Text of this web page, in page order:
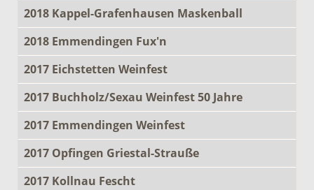
2018 Kappel-Grafenhausen Maskenball
2018 Emmendingen Fux'n
2017 Eichstetten Weinfest
2017 Buchholz/Sexau Weinfest 50 Jahre
2017 Emmendingen Weinfest
2017 Opfingen Griestal-Strauße
2017 Kollnau Fescht